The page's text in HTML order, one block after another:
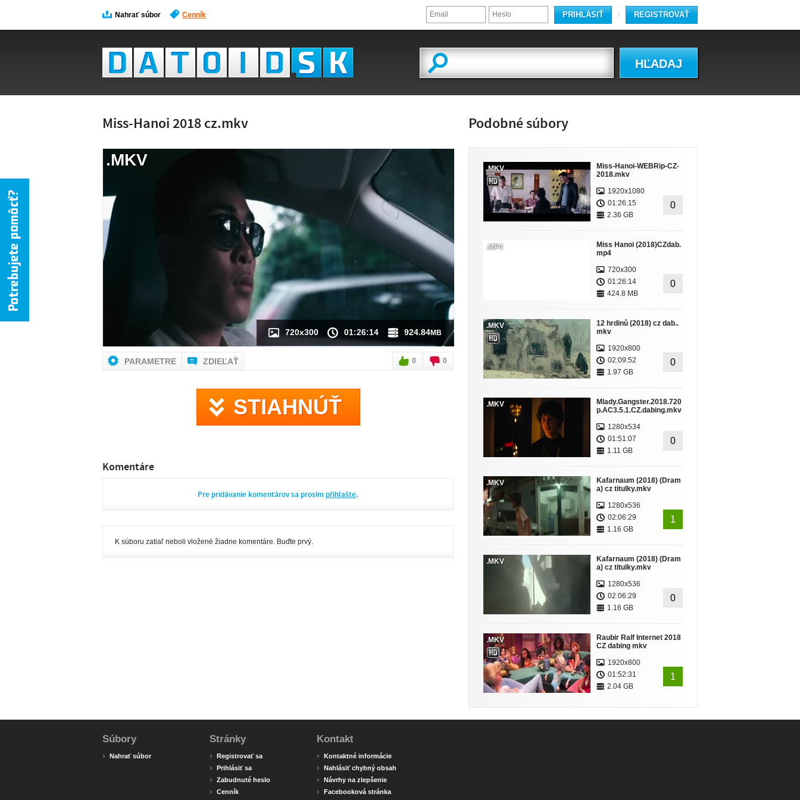
Nahrať súbor Cenník /
PRIHLÁSIŤ REGISTROVAŤ
HĽADAJ
Miss-Hanoi 2018 cz.mkv
NÁHĽAD VIDEA
NIE JE K DISPOZÍCII
720x300 01:26:14 924.84MB
.MKV
PARAMETRE ZDIEĽAŤ 0 0
STIAHNÚŤ
Komentáre
Pre pridávanie komentárov sa prosím přihlašte.
K súboru zatiaľ neboli vložené žiadne komentáre. Buďte prvý.
Podobné súbory
.MKV
Miss-Hanoi-WEBRip-CZ-
2018.mkv
1920x1080
01:26:15
2.36 GB
0
.MP4
Miss Hanoi (2018)CZdab.
mp4
720x300
01:26:14
424.8 MB
0
.MKV
12 hrdinů (2018) cz dab..
mkv
1920x800
02:09:52
1.97 GB
0
.MKV
Mlady.Gangster.2018.720
p.AC3.5.1.CZ.dabing.mkv
1280x534
01:51:07
1.11 GB
0
.MKV
Kafarnaum (2018) (Dram
a) cz titulky.mkv
1280x536
02:06:29
1.16 GB
1
.MKV
Kafarnaum (2018) (Dram
a) cz titulky.mkv
1280x536
02:06:29
1.16 GB
0
.MKV
Raubir Ralf Internet 2018
CZ dabing mkv
1920x800
01:52:31
2.04 GB
1
Súbory
› Nahrať súbor
Stránky
› Registrovať sa
› Prihlásiť sa
› Zabudnuté heslo
› Cenník
Kontakt
› Kontaktné informácie
› Nahlásiť chybný obsah
› Návrhy na zlepšenie
› Facebooková stránka